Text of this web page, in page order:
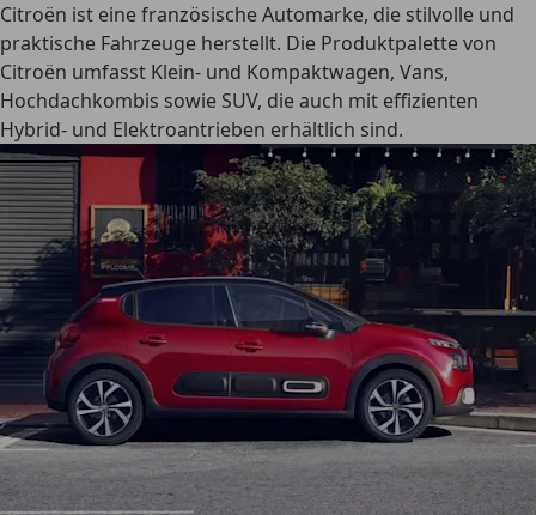
Citroën ist eine französische Automarke, die stilvolle und
praktische Fahrzeuge herstellt. Die Produktpalette von
Citroën umfasst Klein- und Kompaktwagen, Vans,
Hochdachkombis sowie SUV, die auch mit effizienten
Hybrid- und Elektroantrieben erhältlich sind.